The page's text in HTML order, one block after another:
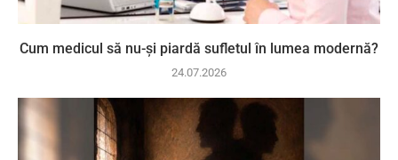
Cum medicul să nu-și piardă sufletul în lumea modernă?
24.07.2026